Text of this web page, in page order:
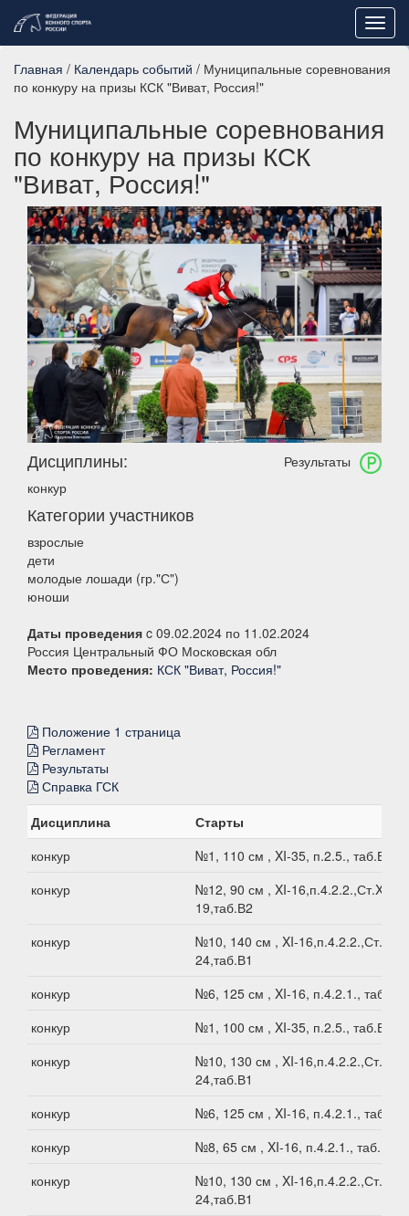
Главная / Календарь событий / Муниципальные соревнования
по конкуру на призы КСК "Виват, Россия!"
Муниципальные соревнования
по конкуру на призы КСК
"Виват, Россия!"
Результаты
Дисциплины:
конкур
Категории участников
взрослые
дети
молодые лошади (гр."С")
юноши
Даты проведения c 09.02.2024 по 11.02.2024
Россия Центральный ФО Московская обл
Место проведения: КСК "Виват, Россия!"
Положение 1 страница
Регламент
Результаты
Справка ГСК
Дисциплина
Старты
конкур
№1, 110 см , XI-35, п.2.5., таб.В1
конкур
№12, 90 см , XI-16,п.4.2.2.,Ст.XI-
19,таб.В2
конкур
№10, 140 см , XI-16,п.4.2.2.,Ст.XI-
24,таб.В1
конкур
№6, 125 см , XI-16, п.4.2.1., таб.В1
конкур
№1, 100 см , XI-35, п.2.5., таб.В1
конкур
№10, 130 см , XI-16,п.4.2.2.,Ст.XI-
24,таб.В1
конкур
№6, 125 см , XI-16, п.4.2.1., таб.В1
конкур
№8, 65 см , XI-16, п.4.2.1., таб.В2
конкур
№10, 130 см , XI-16,п.4.2.2.,Ст.XI-
24,таб.В1